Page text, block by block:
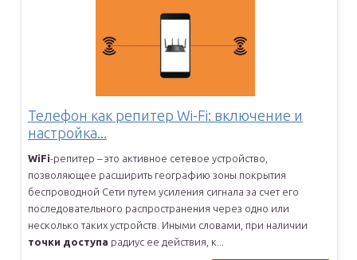
Телефон как репитер Wi-Fi: включение и
настройка...
WiFi-репитер – это активное сетевое устройство,
позволяющее расширить географию зоны покрытия
беспроводной Сети путем усиления сигнала за счет его
последовательного распространения через одно или
несколько таких устройств. Иными словами, при наличии
точки доступа радиус ее действия, к...